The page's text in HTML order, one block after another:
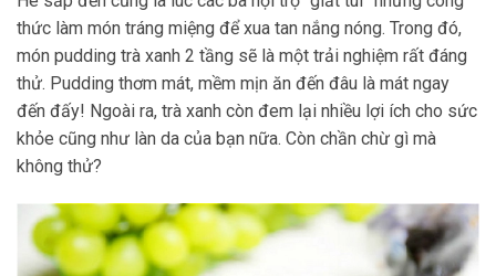
thức làm món tráng miệng để xua tan nắng nóng. Trong đó,
món pudding trà xanh 2 tầng sẽ là một trải nghiệm rất đáng
thử. Pudding thơm mát, mềm mịn ăn đến đâu là mát ngay
đến đấy! Ngoài ra, trà xanh còn đem lại nhiều lợi ích cho sức
khỏe cũng như làn da của bạn nữa. Còn chần chừ gì mà
không thử?